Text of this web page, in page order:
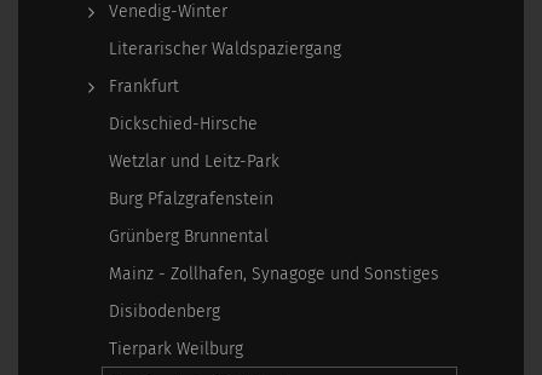
Venedig-Winter
Literarischer Waldspaziergang
Frankfurt
Dickschied-Hirsche
Wetzlar und Leitz-Park
Burg Pfalzgrafenstein
Grünberg Brunnental
Mainz - Zollhafen, Synagoge und Sonstiges
Disibodenberg
Tierpark Weilburg